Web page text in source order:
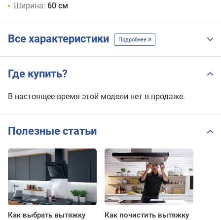
Ширина: 60 см
Все характеристики Подробнее
Где купить?
В настоящее время этой модели нет в продаже.
Полезные статьи
Как выбрать вытяжку Как почистить вытяжку